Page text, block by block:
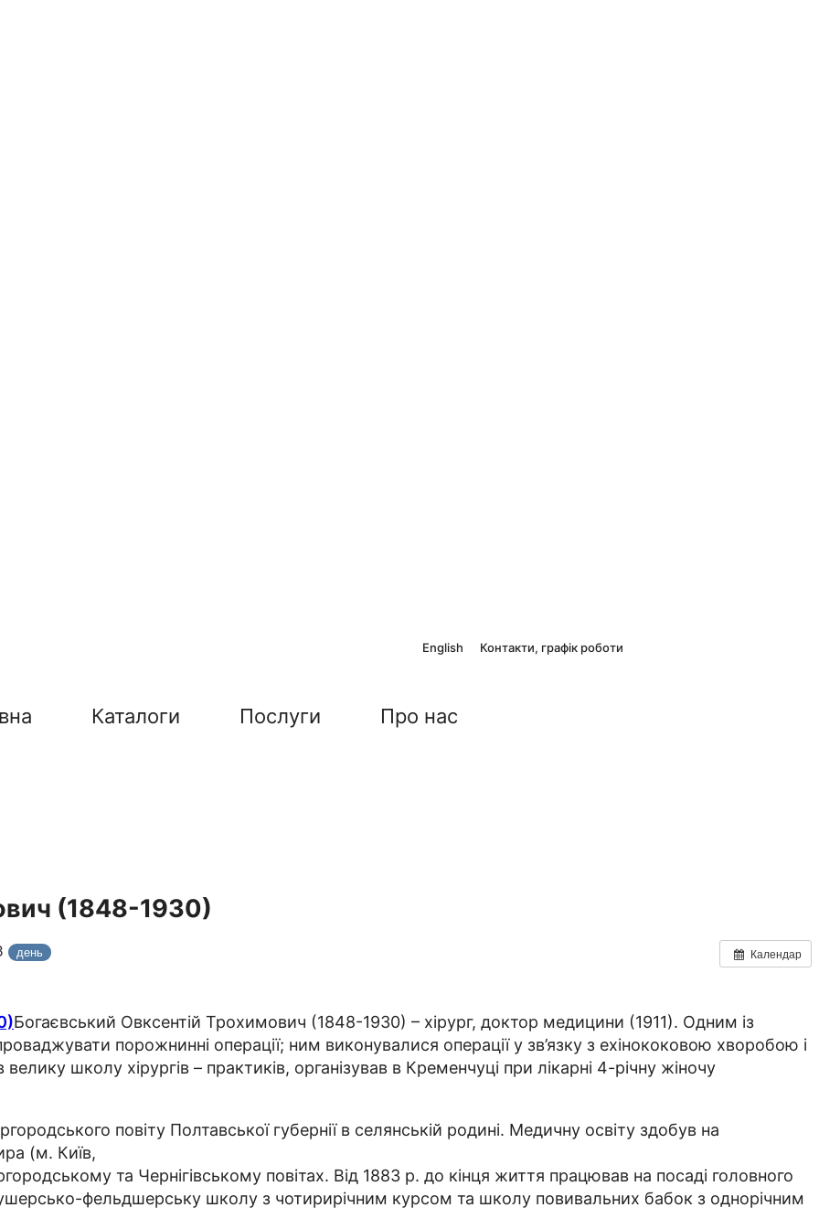
English Контакти, графік роботи
Каталоги Послуги Про нас
(1848-1930)
Календар
день
Богаєвський Овксентій Трохимович (1848-1930) – хірург, доктор медицини (1911). Одним із
порожнинні операції; ним виконувалися операції у зв’язку з ехінококовою хворобою і
школу хірургів – практиків, організував в Кременчуці при лікарні 4-річну жіночу
повіту Полтавської губернії в селянській родині. Медичну освіту здобув на
(м. Київ,
та Чернігівському повітах. Від 1883 р. до кінця життя працював на посаді головного
фельдшерську школу з чотирирічним курсом та школу повивальних бабок з однорічним